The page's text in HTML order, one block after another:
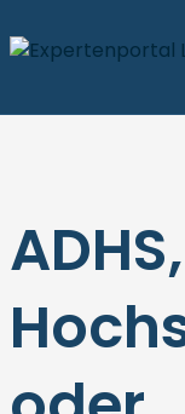
ADHS,